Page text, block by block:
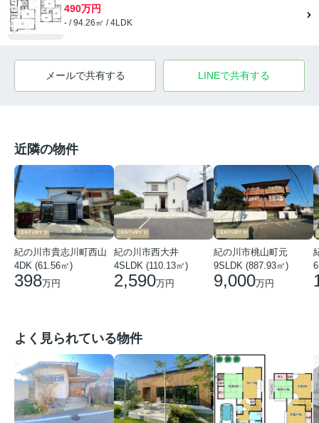
490万円
- / 94.26㎡ / 4LDK
メールで共有する LINEで共有する
近隣の物件
紀の川市貴志川町西山
4DK (61.56㎡)
398万円
紀の川市西大井
4SLDK (110.13㎡)
2,590万円
紀の川市桃山町元
9SLDK (887.93㎡)
9,000万円
よく見られている物件